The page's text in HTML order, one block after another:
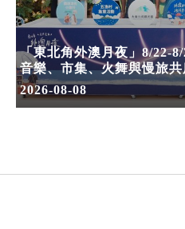
「東北角外澳月夜」8/22-
音樂、市集、火舞與慢旅共
2026-08-08